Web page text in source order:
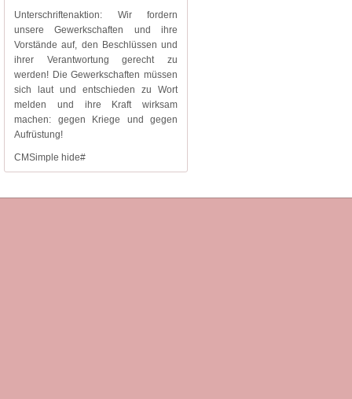
Unterschriftenaktion: Wir fordern
unsere Gewerkschaften und ihre
Vorstände auf, den Beschlüssen und
ihrer Verantwortung gerecht zu
werden! Die Gewerkschaften müssen
sich laut und entschieden zu Wort
melden und ihre Kraft wirksam
machen: gegen Kriege und gegen
Aufrüstung!
CMSimple hide#